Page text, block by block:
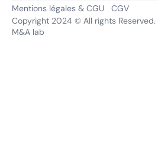
Mentions légales & CGU
CGV
Copyright 2024 © All rights Reserved.
M&A lab